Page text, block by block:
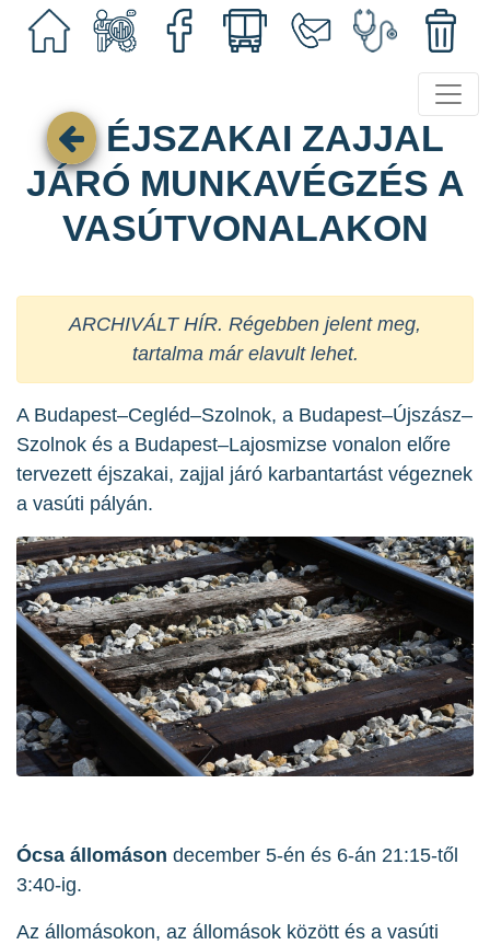
ÉJSZAKAI ZAJJAL
JÁRÓ MUNKAVÉGZÉS A
VASÚTVONALAKON
ARCHIVÁLT HÍR. Régebben jelent meg,
tartalma már elavult lehet.
A Budapest–Cegléd–Szolnok, a Budapest–Újszász–
Szolnok és a Budapest–Lajosmizse vonalon előre
tervezett éjszakai, zajjal járó karbantartást végeznek
a vasúti pályán.
Ócsa állomáson december 5-én és 6-án 21:15-től
3:40-ig.
Az állomásokon, az állomások között és a vasúti